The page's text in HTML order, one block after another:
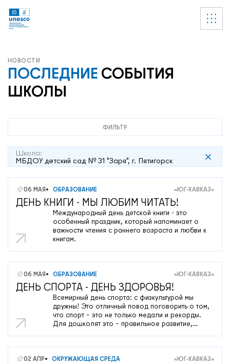
ПОСЛЕДНИЕСОБЫТИЯ
ШКОЛЫ
ФИЛЬТР
Школа:
МБДОУ детский сад № 31 "Заря", г. Пятигорск
06 МАЯ ОБРАЗОВАНИЕ «ЮГ-КАВКАЗ»
ДЕНЬ КНИГИ - МЫ ЛЮБИМ ЧИТАТЬ!
Международный день детской книги - это
особенный праздник, который напоминает о
важности чтения с раннего возраста и любви к
книгам.
06 МАЯ ОБРАЗОВАНИЕ «ЮГ-КАВКАЗ»
ДЕНЬ СПОРТА - ДЕНЬ ЗДОРОВЬЯ!
Всемирный день спорта: с физкультурой мы
дружны! Это отличный повод поговорить о том,
что спорт – это не только медали и рекорды.
Для дошколят это – правильное развитие,
02 АПР ОКРУЖАЮЩАЯ СРЕДА «ЮГ-КАВКАЗ»
Ссылки
УВЕДОМЛЕНИЕ
Список пуст